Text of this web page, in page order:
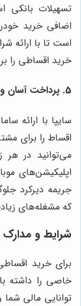
تسهیلات
اضافی خرید
است تا با ارائه
خرید اقساطی را
5. پرداخت آسان
سایپا با ارائه
اقساط را برای
می‌توانید در
اپلیکیشن‌های
جریمه دیرکرد
که مشغله‌های
شرایط و مدارک
برای خرید
خاصی را داشته
توانایی مالی